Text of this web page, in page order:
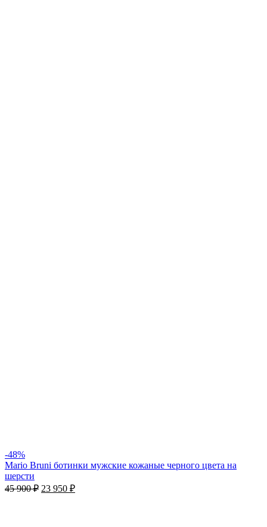
-48%
Mario Bruni ботинки мужские кожаные черного цвета на
шерсти
45 900₽ 23 950 ₽